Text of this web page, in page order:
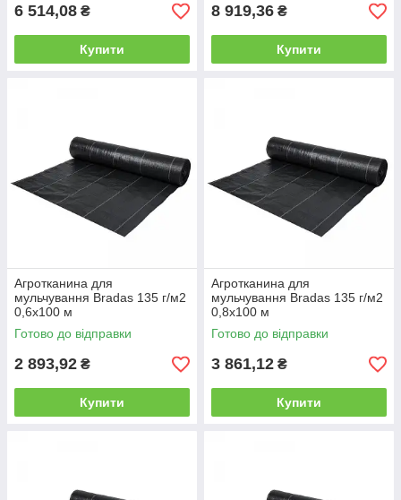
6 514,08 ₴
Купити
8 919,36 ₴
Купити
Агротканина для
мульчування Bradas 135 г/м2
0,6х100 м
Готово до відправки
2 893,92 ₴
Купити
Агротканина для
мульчування Bradas 135 г/м2
0,8х100 м
Готово до відправки
3 861,12 ₴
Купити